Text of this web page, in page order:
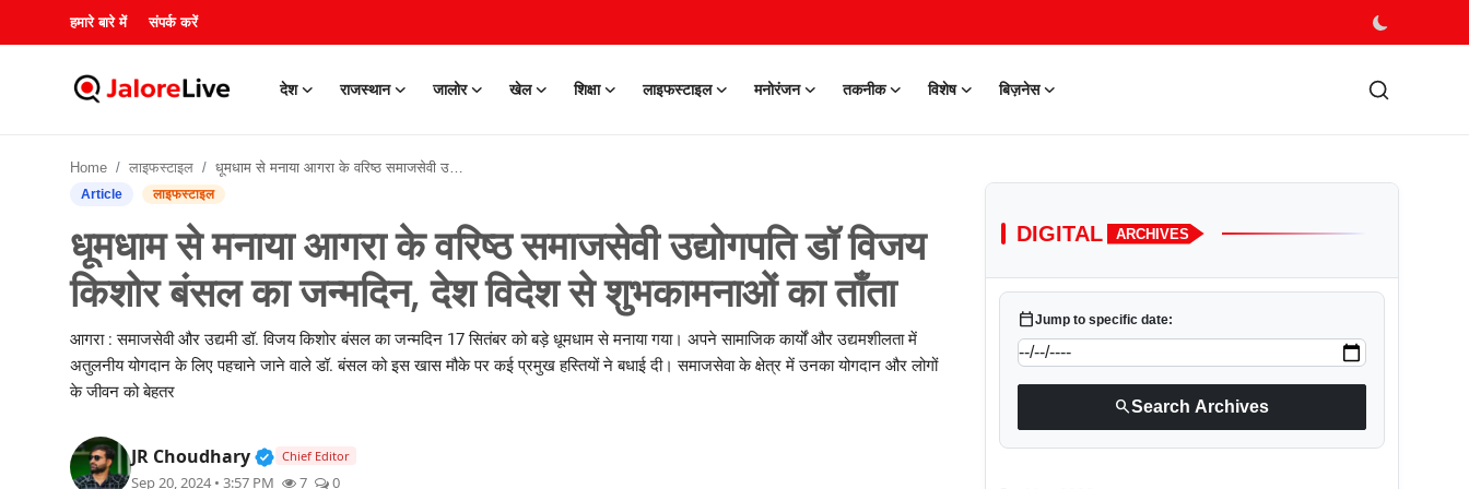
हमारे बारे में संपर्क करें
देश राजस्थान जालोर खेल शिक्षा लाइफस्टाइल मनोरंजन तकनीक विशेष बिज़नेस
राजस्थान
Home लाइफस्टाइल धूमधाम से मनाया आगरा के वरिष्ठ समाजसेवी उद्योगपति डॉ विजय किशोर बंसल का जन्मदिन, देश विदेश से शुभकामनाओं का ताँता
Article लाइफस्टाइल
धूमधाम से मनाया आगरा के वरिष्ठ समाजसेवी उद्योगपति डॉ विजय
किशोर बंसल का जन्मदिन, देश विदेश से शुभकामनाओं का ताँता
आगरा : समाजसेवी और उद्यमी डॉ. विजय किशोर बंसल का जन्मदिन 17 सितंबर को बड़े धूमधाम से मनाया गया। अपने सामाजिक कार्यों और उद्यमशीलता में
अतुलनीय योगदान के लिए पहचाने जाने वाले डॉ. बंसल को इस खास मौके पर कई प्रमुख हस्तियों ने बधाई दी। समाजसेवा के क्षेत्र में उनका योगदान और लोगों
के जीवन को बेहतर
JR Choudhary Verified Public Figure • 30 Mar, 2026
Chief Editor
Sep 20, 2024 • 3:57 PM 7 0
DIGITAL ARCHIVES
calendar_todayJump to specific date:
searchSearch Archives